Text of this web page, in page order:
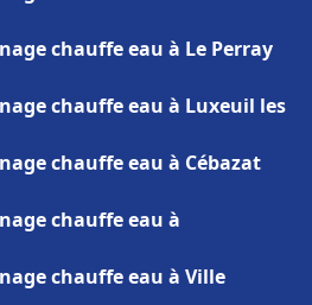
chauffe eau à Le Perray
chauffe eau à Luxeuil les
chauffe eau à Cébazat
chauffe eau à
chauffe eau à Ville